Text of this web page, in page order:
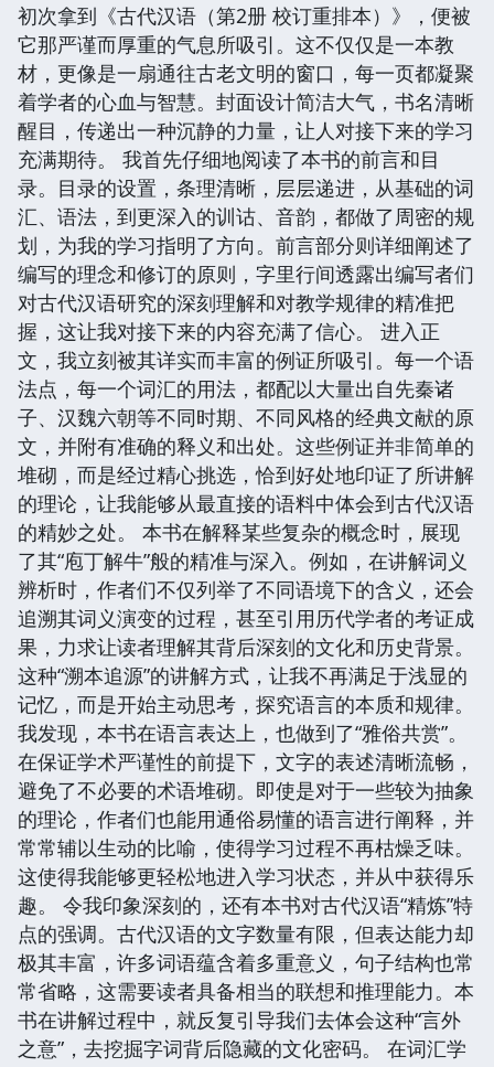
初次拿到《古代汉语（第2册 校订重排本）》，便被
它那严谨而厚重的气息所吸引。这不仅仅是一本教
材，更像是一扇通往古老文明的窗口，每一页都凝聚
着学者的心血与智慧。封面设计简洁大气，书名清晰
醒目，传递出一种沉静的力量，让人对接下来的学习
充满期待。 我首先仔细地阅读了本书的前言和目
录。目录的设置，条理清晰，层层递进，从基础的词
汇、语法，到更深入的训诂、音韵，都做了周密的规
划，为我的学习指明了方向。前言部分则详细阐述了
编写的理念和修订的原则，字里行间透露出编写者们
对古代汉语研究的深刻理解和对教学规律的精准把
握，这让我对接下来的内容充满了信心。 进入正
文，我立刻被其详实而丰富的例证所吸引。每一个语
法点，每一个词汇的用法，都配以大量出自先秦诸
子、汉魏六朝等不同时期、不同风格的经典文献的原
文，并附有准确的释义和出处。这些例证并非简单的
堆砌，而是经过精心挑选，恰到好处地印证了所讲解
的理论，让我能够从最直接的语料中体会到古代汉语
的精妙之处。 本书在解释某些复杂的概念时，展现
了其“庖丁解牛”般的精准与深入。例如，在讲解词义
辨析时，作者们不仅列举了不同语境下的含义，还会
追溯其词义演变的过程，甚至引用历代学者的考证成
果，力求让读者理解其背后深刻的文化和历史背景。
这种“溯本追源”的讲解方式，让我不再满足于浅显的
记忆，而是开始主动思考，探究语言的本质和规律。
我发现，本书在语言表达上，也做到了“雅俗共赏”。
在保证学术严谨性的前提下，文字的表述清晰流畅，
避免了不必要的术语堆砌。即使是对于一些较为抽象
的理论，作者们也能用通俗易懂的语言进行阐释，并
常常辅以生动的比喻，使得学习过程不再枯燥乏味。
这使得我能够更轻松地进入学习状态，并从中获得乐
趣。 令我印象深刻的，还有本书对古代汉语“精炼”特
点的强调。古代汉语的文字数量有限，但表达能力却
极其丰富，许多词语蕴含着多重意义，句子结构也常
常省略，这需要读者具备相当的联想和推理能力。本
书在讲解过程中，就反复引导我们去体会这种“言外
之意”，去挖掘字词背后隐藏的文化密码。 在词汇学